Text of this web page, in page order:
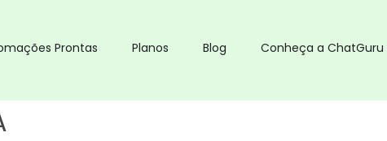
Prontas Planos Blog Conheça a ChatGuru